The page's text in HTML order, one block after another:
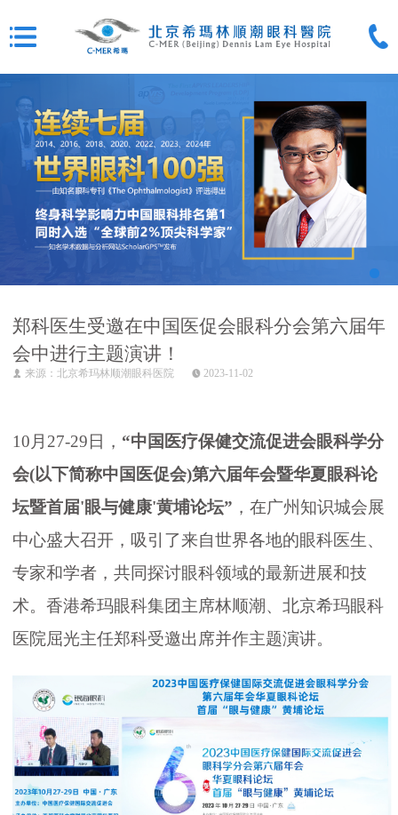
郑科医生受邀在中国医促会眼科分会第六届年
会中进行主题演讲！
来源：北京希玛林顺潮眼科医院 2023-11-02
10月27-29日， “中国医疗保健交流促进会眼科学分
会(以下简称中国医促会)第六届年会暨华夏眼科论
坛暨首届'眼与健康'黄埔论坛” ，在广州知识城会展
中心盛大召开，吸引了来自世界各地的眼科医生、
专家和学者，共同探讨眼科领域的最新进展和技
术。香港希玛眼科集团主席林顺潮、北京希玛眼科
医院屈光主任郑科受邀出席并作主题演讲。